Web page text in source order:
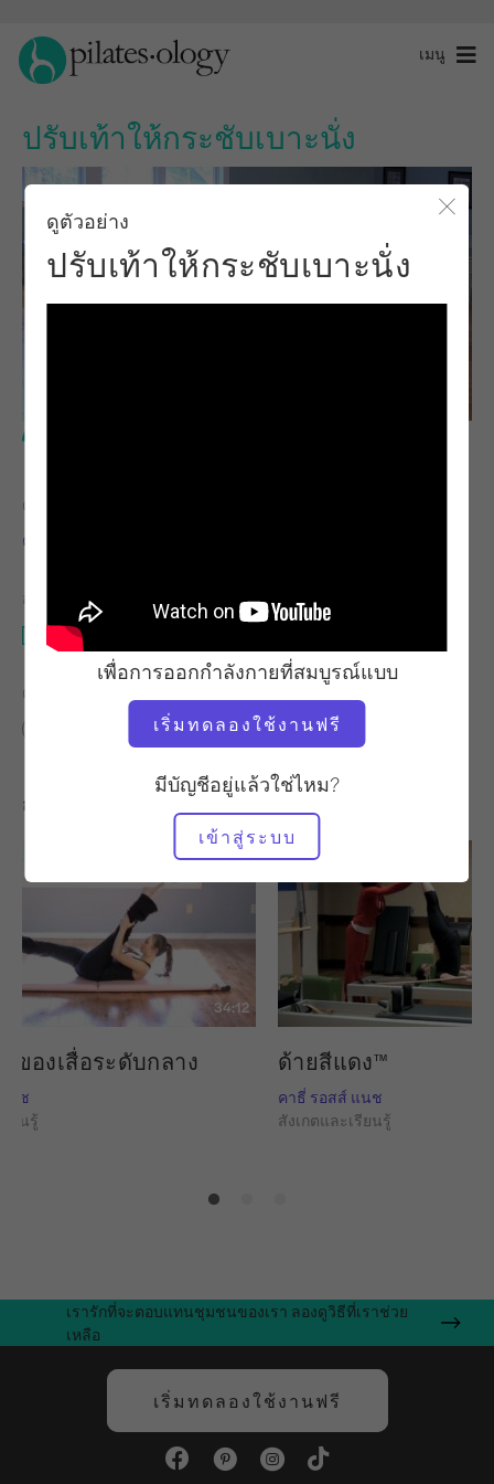
เมนู
ปรับเท้าให้กระชับเบาะนั่ง
ดูตัวอย่าง
ปรับเท้าให้กระชับเบาะนั่ง
เพื่อการออกกำลังกายที่สมบูรณ์แบบ
เริ่มทดลองใช้งานฟรี
มีบัญชีอยู่แล้วใช่ไหม?
เข้าสู่ระบบ
ครู
คาธี่ รอสส์ แนช
อุปกรณ์ที่ต้องใช้
ที่แก้ไขนิ้วเท้า
ค้นหาชั้นเรียนที่คล้ายคลึงกันสำหรับ
30 - 40 นาที ที่แก้ไขนิ้วเท้า
การออกกำลังกายอื่น ๆ ที่คุณอาจชอบ
34:12
ของเสื่อระดับกลาง
นช
ยนรู้
ด้ายสีแดง™
คาธี่ รอสส์ แนช
สังเกตและเรียนรู้
เรารักที่จะตอบแทนชุมชนของเรา ลองดูวิธีที่เราช่วย
เหลือ
เริ่มทดลองใช้งานฟรี